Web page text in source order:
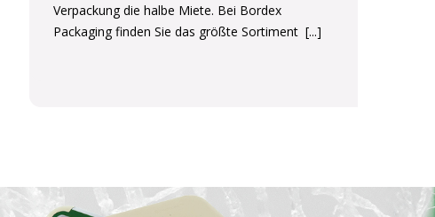
Verpackung die halbe Miete. Bei Bordex
Packaging finden Sie das größte Sortiment [...]